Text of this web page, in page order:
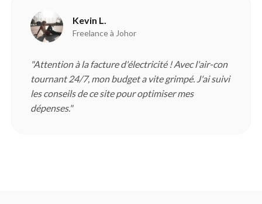
Kevin L.
Freelance à Johor
"Attention à la facture d'électricité ! Avec l'air-con
tournant 24/7, mon budget a vite grimpé. J'ai suivi
les conseils de ce site pour optimiser mes
dépenses."